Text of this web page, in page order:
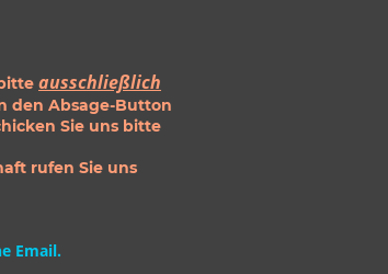
ausschließlich
den Absage-Button
Sie uns bitte
rufen Sie uns
Email.